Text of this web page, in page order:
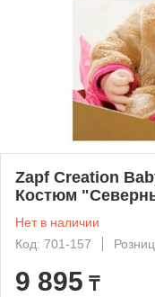
Zapf Creation
Костюм
Нет в наличии
Код: 701-157
9 895 ₸